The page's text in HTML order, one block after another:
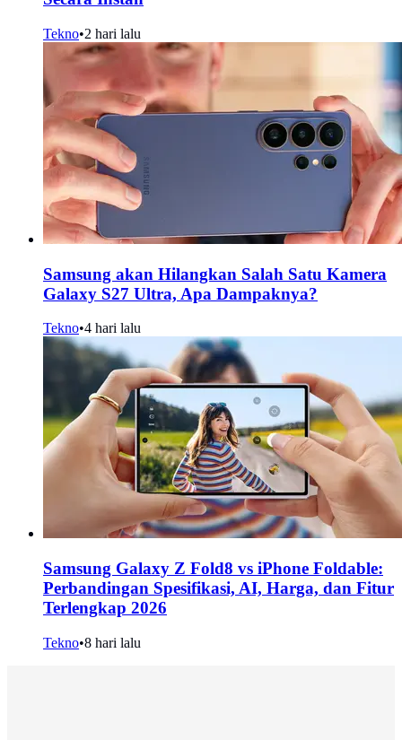
Tekno•2 hari lalu
Samsung akan Hilangkan Salah Satu Kamera
Galaxy S27 Ultra, Apa Dampaknya?
Tekno•4 hari lalu
Samsung Galaxy Z Fold8 vs iPhone Foldable:
Perbandingan Spesifikasi, AI, Harga, dan Fitur
Terlengkap 2026
Tekno•8 hari lalu